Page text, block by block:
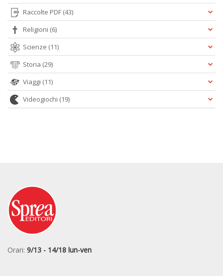
Raccolte PDF (43)
Religioni (6)
Scienze (11)
Storia (29)
Viaggi (11)
Videogiochi (19)
Orari: 9/13 - 14/18 lun-ven